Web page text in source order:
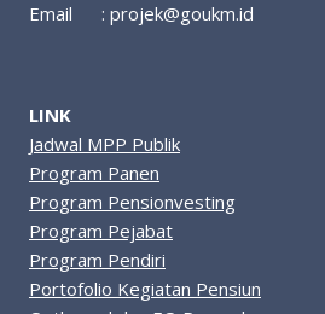
Email : projek@goukm.id
LINK
Jadwal MPP Publik
Program Panen
Program Pensionvesting
Program Pejabat
Program Pendiri
Portofolio Kegiatan Pensiun